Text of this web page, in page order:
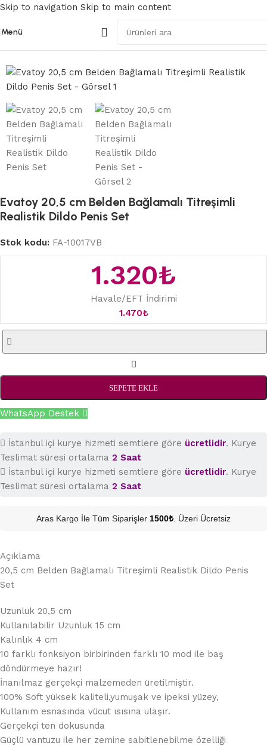
Skip to navigation Skip to main content
Menü
Belden Bağlamalı Strapon
Evatoy 20,5 cm Belden Bağlamalı Titreşimli
Realistik Dildo Penis Set
Stok kodu: FA-10017VB
1.320₺
Havale/EFT İndirimi
1.470₺
SEPETE EKLE
WhatsApp Destek
İstanbul içi kurye hizmeti semtlere göre ücretlidir. Kurye
Teslimat süresi ortalama 2 Saat
İstanbul içi kurye hizmeti semtlere göre ücretlidir. Kurye
Teslimat süresi ortalama 2 Saat
Aras Kargo İle Tüm Siparişler 1500₺ . Üzeri Ücretsiz
Açıklama
20,5 cm Belden Bağlamalı Titreşimli Realistik Dildo Penis
Set
Uzunluk 20,5 cm
Kullanılabilir Uzunluk 15 cm
Kalınlık 4 cm
10 farklı fonksiyon birbirinden farklı 10 mod ile baş
döndürmeye hazır!
İnanılmaz gerçekçi malzemeden üretilmiştir.
100% Soft yüksek kaliteli,yumuşak ve ipeksi yüzey,
Kullanım esnasında vücut ısısına ulaşır.
Gerçekçi ten dokusunda
Güçlü vantuzu ile her zemine sabitlenebilme özelliği